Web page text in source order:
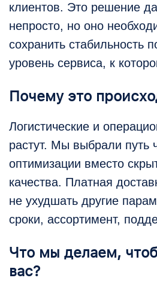
клиентов. Это решение
непросто, но оно
сохранить стабильность
уровень сервиса, к
Почему это
Логистические и
растут. Мы выбрали путь
оптимизации вместо
качества. Платная
не ухудшать другие
сроки, ассортимент,
Что мы делаем,
вас?